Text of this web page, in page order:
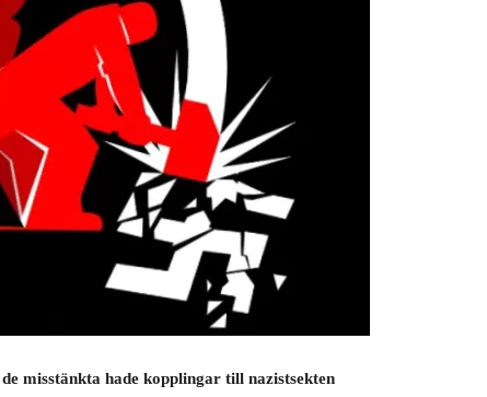
misstänkta hade kopplingar till nazistsekten